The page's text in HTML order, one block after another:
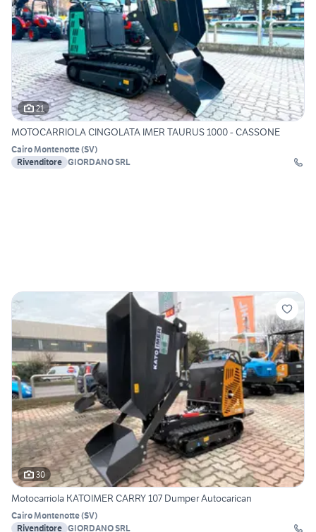
21
MOTOCARRIOLA CINGOLATA IMER TAURUS 1000 - CASSONE
Cairo Montenotte(SV)
Rivenditore GIORDANO SRL
30
Motocarriola KATOIMER CARRY 107 Dumper Autocarican
Cairo Montenotte(SV)
Rivenditore GIORDANO SRL